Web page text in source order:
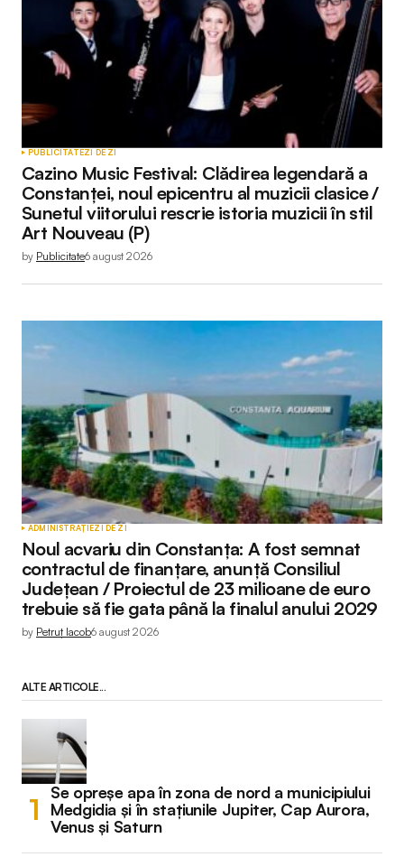
PUBLICITATEZI DE ZI
Cazino Music Festival: Clădirea legendară a
Constanței, noul epicentru al muzicii clasice /
Sunetul viitorului rescrie istoria muzicii în stil
Art Nouveau (P)
by Publicitate6 august 2026
ADMINISTRAȚIEZI DE ZI
Noul acvariu din Constanța: A fost semnat
contractul de finanțare, anunță Consiliul
Județean / Proiectul de 23 milioane de euro
trebuie să fie gata până la finalul anului 2029
by Petruț Iacob6 august 2026
ALTE ARTICOLE...
Se opreșe apa în zona de nord a municipiului
Medgidia și în stațiunile Jupiter, Cap Aurora,
Venus și Saturn